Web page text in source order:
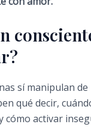
sí manipulan de
qué decir,
cómo activar